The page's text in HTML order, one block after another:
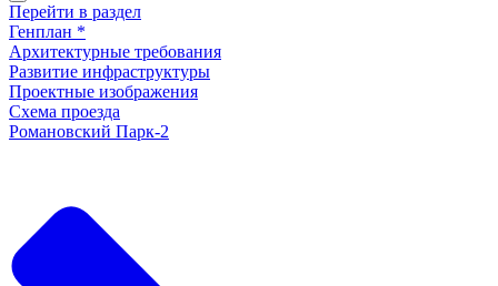
Перейти в раздел
Генплан *
Архитектурные требования
Развитие инфраструктуры
Проектные изображения
Схема проезда
Романовский Парк-2